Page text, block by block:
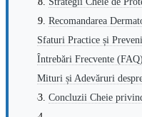
Recomandarea
Sfaturi Practice și
Întrebări Frecvente
Mituri și Adevăruri
Concluzii Cheie